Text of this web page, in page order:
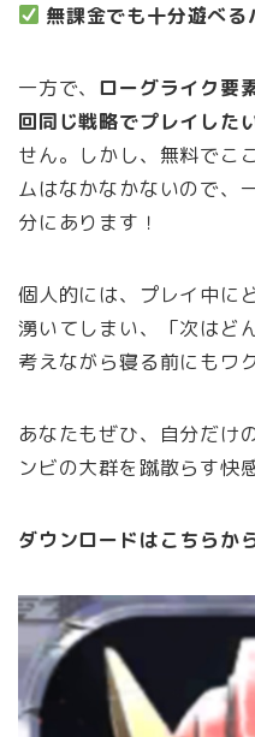
無課金でも十分遊べる
一方で、 ローグライク要
回同じ戦略でプレイした
せん。しかし、無料でこ
ムはなかなかないので、
分にあります！
個人的には、プレイ中に
湧いてしまい、「次はど
考えながら寝る前にもワ
あなたもぜひ、自分だけ
ンビの大群を蹴散らす快
ダウンロードはこちらか